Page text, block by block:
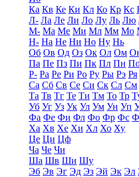
Ка Кв Ке Ки Кл Ко Кр Кс
Л- Ла Ле Ли Ло Лу Ль Лю
М- Ма Ме Ми Мл Мм Мо
Н- На Не Ни Но Ну Нь
Об Ов Од Оз Ок Ол Ом
Па Пе Пз Пи Пк Пл Пн
Р- Ра Ре Ри Ро Ру Ры Рэ Ря
Са Сб Св Се Си Ск Сл См
Та Тв Тг Те Ти Тм То Тр
Уб Уг Уз Ук Ул Ум Ун Уп
Фа Фе Фи Фл Фо Фр Фс
Ха Хв Хе Хи Хл Хо Ху
Це Ци Цф
Ча Че Чи
Ша Шв Ши Шу
Эб Эв Эг Эд Эз Эй Эк Эл